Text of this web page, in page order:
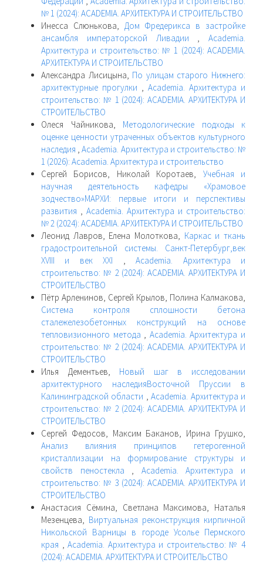
№ 1 (2024): ACADEMIA. АРХИТЕКТУРА И СТРОИТЕЛЬСТВО
Инесса Слюнькова, Дом Фредерикса в застройке
ансамбля императорской Ливадии , Academia.
Архитектура и строительство: № 1 (2024): ACADEMIA.
АРХИТЕКТУРА И СТРОИТЕЛЬСТВО
Александра Лисицына, По улицам старого Нижнего:
архитектурные прогулки , Academia. Архитектура и
строительство: № 1 (2024): ACADEMIA. АРХИТЕКТУРА И
СТРОИТЕЛЬСТВО
Олеся Чайникова, Методологические подходы к
оценке ценности утраченных объектов культурного
наследия ,Academia. Архитектура и строительство: №
1 (2026): Academia. Архитектура и строительство
Сергей Борисов, Николай Коротаев, Учебная и
научная деятельность кафедры «Храмовое
зодчество»МАРХИ: первые итоги и перспективы
развития , Academia. Архитектура и строительство:
№ 2 (2024): ACADEMIA. АРХИТЕКТУРА И СТРОИТЕЛЬСТВО
Леонид Лавров, Елена Молоткова, Каркас и ткань
градостроительной системы. Санкт-Петербург,век
XVIII и век XXI ,Academia. Архитектура и
строительство: № 2 (2024): ACADEMIA. АРХИТЕКТУРА И
СТРОИТЕЛЬСТВО
Пётр Арленинов, Сергей Крылов, Полина Калмакова,
Система контроля сплошности бетона
сталежелезобетонных конструкций на основе
тепловизионного метода , Academia. Архитектура и
строительство: № 2 (2024): ACADEMIA. АРХИТЕКТУРА И
СТРОИТЕЛЬСТВО
Илья Дементьев, Новый шаг в исследовании
архитектурного наследияВосточной Пруссии в
Калининградской области ,Academia. Архитектура и
строительство: № 2 (2024): ACADEMIA. АРХИТЕКТУРА И
СТРОИТЕЛЬСТВО
Сергей Федосов, Максим Баканов, Ирина Грушко,
Анализ влияния принципов гетерогенной
кристаллизации на формирование структуры и
свойств пеностекла , Academia. Архитектура и
строительство: № 3 (2024): ACADEMIA. АРХИТЕКТУРА И
СТРОИТЕЛЬСТВО
Анастасия Сёмина, Светлана Максимова, Наталья
Мезенцева, Виртуальная реконструкция кирпичной
Никольской Варницы в городе Усолье Пермского
края , Academia. Архитектура и строительство: № 4
(2024): ACADEMIA. АРХИТЕКТУРА И СТРОИТЕЛЬСТВО